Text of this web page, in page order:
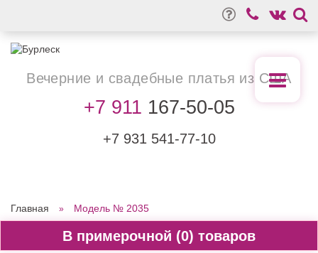
0
Вечерние и свадебные платья из США
+7 911 167-50-05
+7 931 541-77-10
Главная Модель № 2035